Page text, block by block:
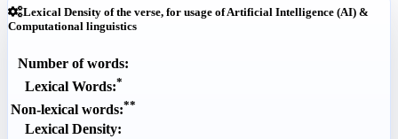
Lexical Density of the verse, for usage of Artificial Intelligence (AI) &
Computational linguistics
Number of words:
Lexical Words:*
Non-lexical words:**
Lexical Density: